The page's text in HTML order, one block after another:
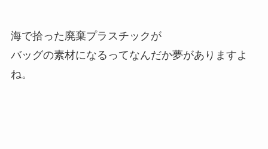
海で拾った廃棄プラスチックが
バッグの素材になるってなんだか夢がありますよ
ね。